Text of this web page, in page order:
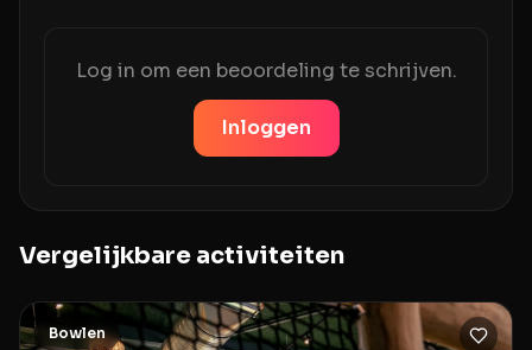
Log in om een beoordeling te schrijven.
Inloggen
Vergelijkbare activiteiten
Bowlen